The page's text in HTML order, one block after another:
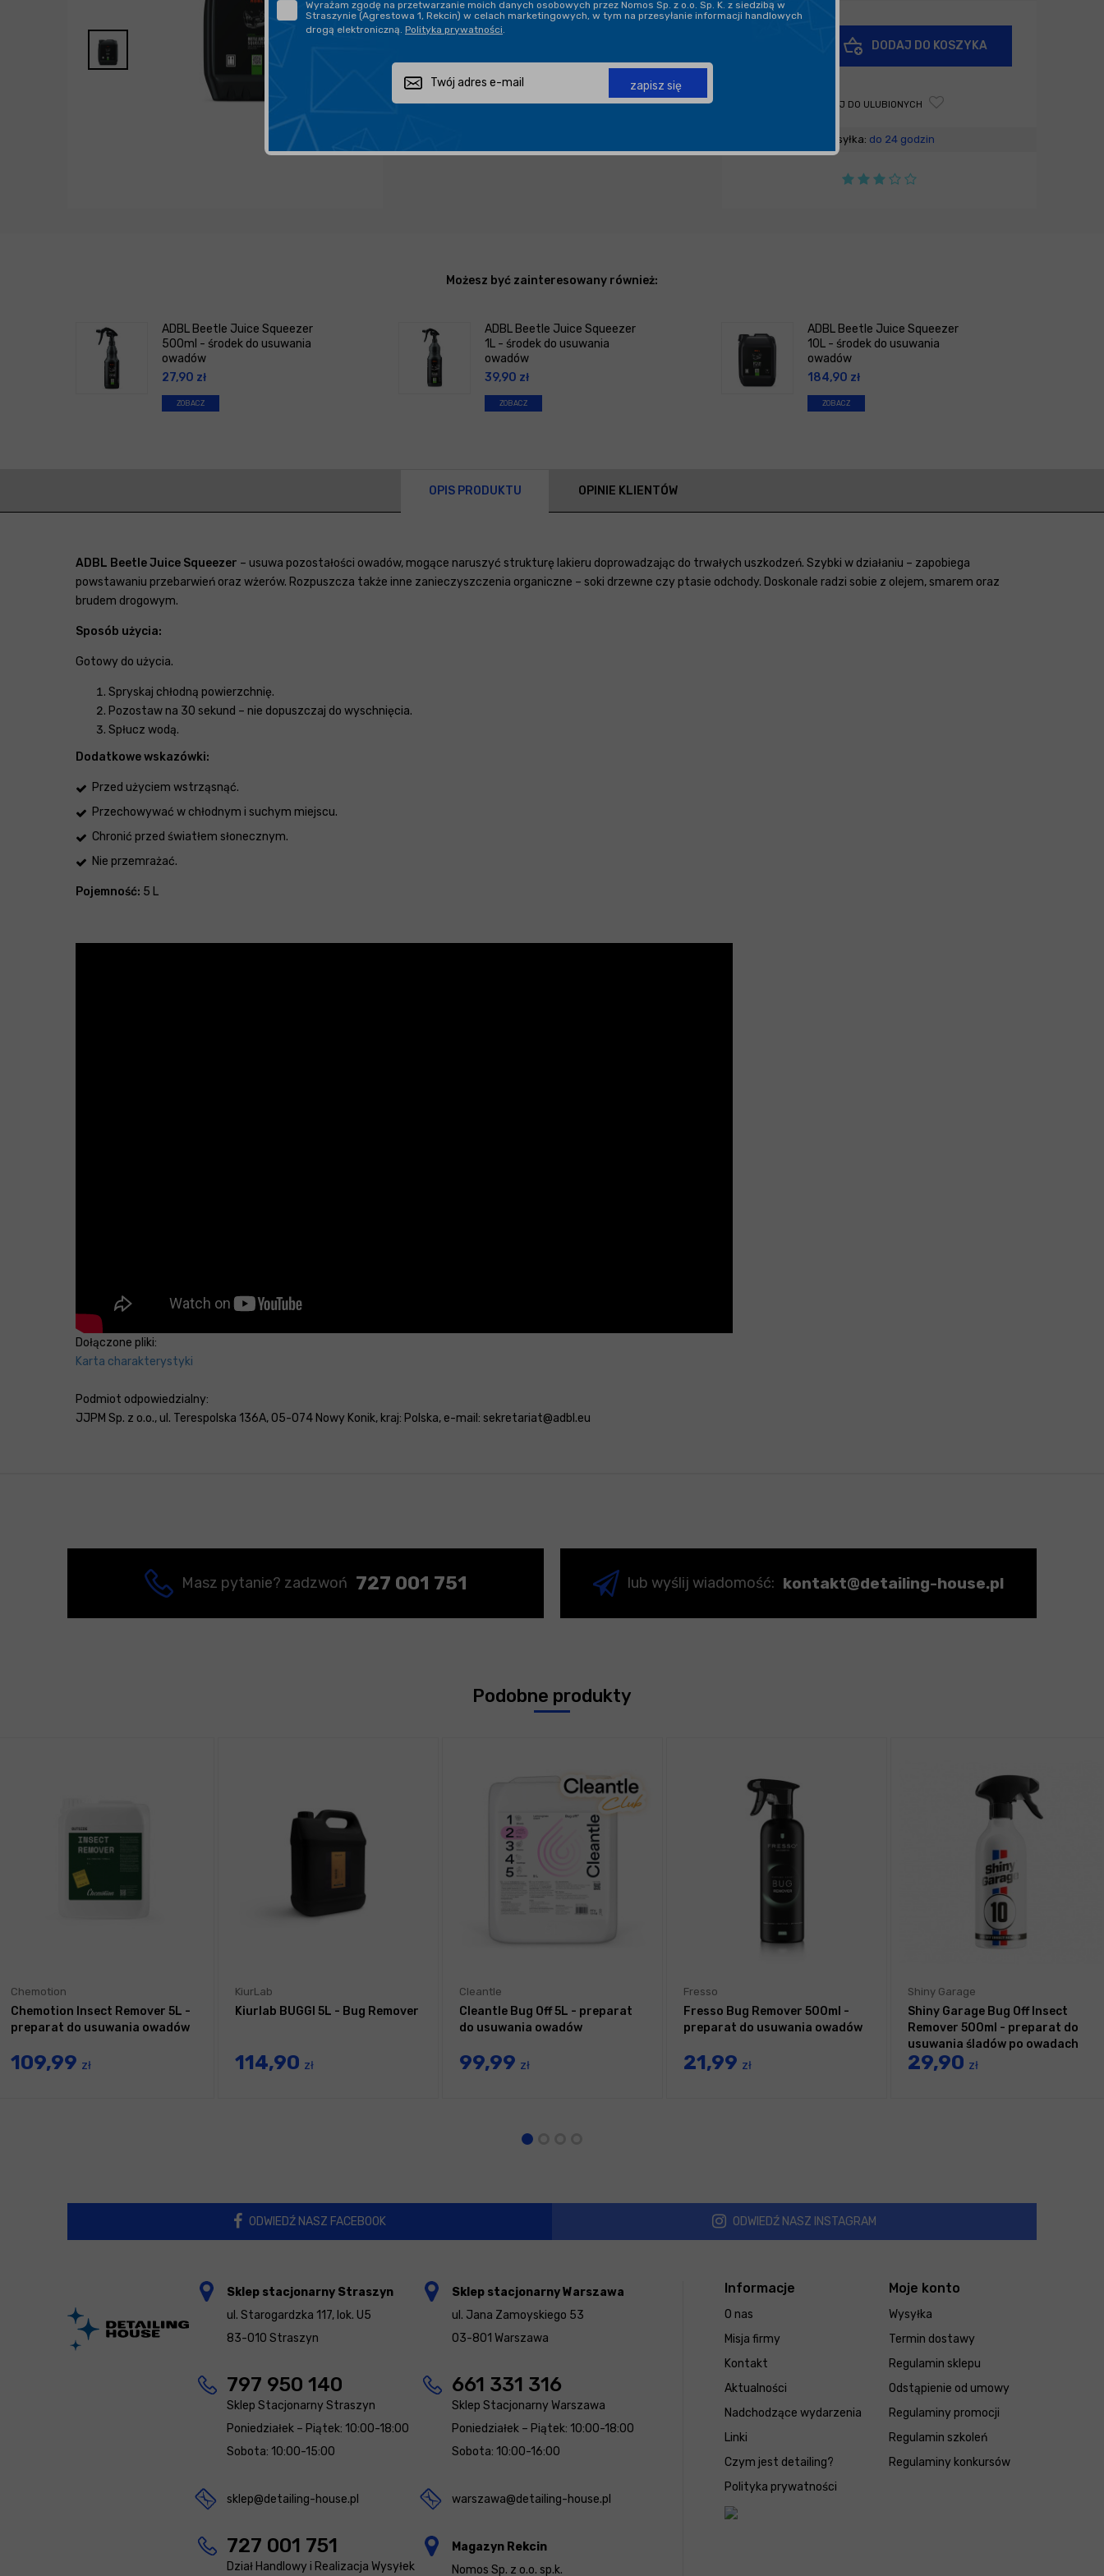
PROFESJONALNE DORADZTWO
Udostępnij
DODAJ DO KOSZYKA
DODAJ DO ULUBIONYCH
Wysyłka: do 24 godzin
Możesz być zainteresowany również:
ADBL Beetle Juice Squeezer
500ml - środek do usuwania
owadów
27,90 zł
ZOBACZ
ADBL Beetle Juice Squeezer
1L - środek do usuwania
owadów
39,90 zł
ZOBACZ
ADBL Beetle Juice Squeezer
10L - środek do usuwania
owadów
184,90 zł
ZOBACZ
OPIS PRODUKTU OPINIE KLIENTÓW
ADBL Beetle Juice Squeezer – usuwa pozostałości owadów, mogące naruszyć strukturę lakieru doprowadzając do trwałych uszkodzeń. Szybki w działaniu – zapobiega
powstawaniu przebarwień oraz wżerów. Rozpuszcza także inne zanieczyszczenia organiczne – soki drzewne czy ptasie odchody. Doskonale radzi sobie z olejem, smarem oraz
brudem drogowym.
Sposób użycia:
Gotowy do użycia.
Spryskaj chłodną powierzchnię.
Pozostaw na 30 sekund – nie dopuszczaj do wyschnięcia.
Spłucz wodą.
Dodatkowe wskazówki:
Przed użyciem wstrząsnąć.
Przechowywać w chłodnym i suchym miejscu.
Chronić przed światłem słonecznym.
Nie przemrażać.
Pojemność: 5 L
Dołączone pliki:
Karta charakterystyki
Podmiot odpowiedzialny:
JJPM Sp. z o.o., ul. Terespolska 136A, 05-074 Nowy Konik, kraj: Polska, e-mail: sekretariat@adbl.eu
Masz pytanie? zadzwoń 727 001 751 lub wyślij wiadomość: kontakt@detailing-house.pl
Podobne produkty
Chemotion
Chemotion Insect Remover 5L -
preparat do usuwania owadów
109,99 zł
KiurLab
Kiurlab BUGGI 5L - Bug Remover
114,90 zł
Cleantle
Cleantle Bug Off 5L - preparat
do usuwania owadów
99,99 zł
Fresso
Fresso Bug Remover 500ml -
preparat do usuwania owadów
21,99 zł
Shiny Garage
Shiny Garage Bug Off Insect
Remover 500ml - preparat do
usuwania śladów po owadach
29,90 zł
ODWIEDŹ NASZ FACEBOOK ODWIEDŹ NASZ INSTAGRAM
Wyrażam zgodę na przetwarzanie moich danych osobowych przez Nomos Sp. z o.o. Sp. K. z siedzibą w
Straszynie (Agrestowa 1, Rekcin) w celach marketingowych, w tym na przesyłanie informacji handlowych
drogą elektroniczną. Polityka prywatności
zapisz się
Informacje
O nas
Misja firmy
Kontakt
Aktualności
Nadchodzące wydarzenia
Linki
Czym jest detailing?
Polityka prywatności
Moje konto
Wysyłka
Termin dostawy
Regulamin sklepu
Odstąpienie od umowy
Regulaminy promocji
Regulamin szkoleń
Regulaminy konkursów
Sklep stacjonarny Straszyn
ul. Starogardzka 117, lok. U5
83-010 Straszyn
797 950 140
Sklep Stacjonarny Straszyn
Poniedziałek – Piątek: 10:00-18:00
Sobota: 10:00-15:00
sklep@detailing-house.pl
727 001 751
Dział Handlowy i Realizacja Wysyłek
Sklep stacjonarny Warszawa
ul. Jana Zamoyskiego 53
03-801 Warszawa
661 331 316
Sklep Stacjonarny Warszawa
Poniedziałek – Piątek: 10:00-18:00
Sobota: 10:00-16:00
warszawa@detailing-house.pl
Magazyn Rekcin
Nomos Sp. z o.o. sp.k.